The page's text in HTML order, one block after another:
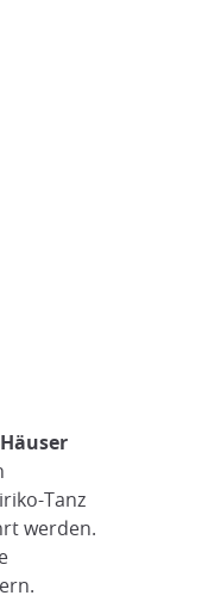
Tanz
werden.